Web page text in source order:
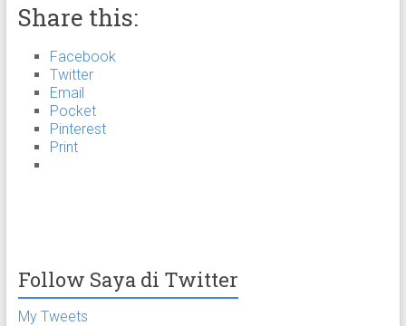
Share this:
Facebook
Twitter
Email
Pocket
Pinterest
Print
Follow Saya di Twitter
My Tweets